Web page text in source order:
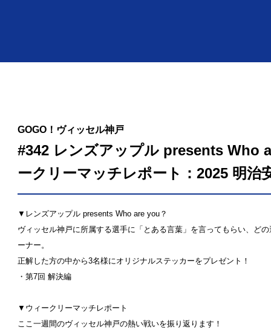
GOGO！ヴィッセル神戸
#342 レンズアップル presents Who
ークリーマッチレポート：2025 明治
▼レンズアップル presents Who are you？
ヴィッセル神戸に所属する選手に「とある言葉」を言ってもらい、ど
ーナー。
正解した方の中から3名様にオリジナルステッカーをプレゼント！
・第7回 解決編
▼ウィークリーマッチレポート
ここ一週間のヴィッセル神戸の熱い戦いを振り返ります！